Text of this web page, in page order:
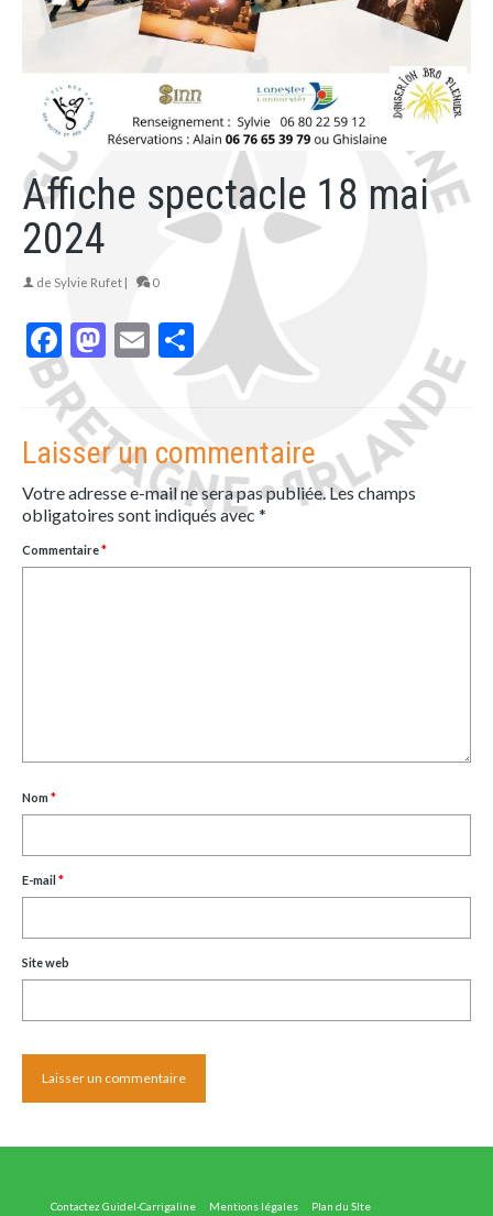
Affiche spectacle 18 mai
2024
de Sylvie Rufet | 0
Facebook
Mastodon
EmailPartager
Laisser un commentaire
Votre adresse e-mail ne sera pas publiée.Les champs
obligatoires sont indiqués avec *
Commentaire*
Nom*
E-mail*
Site web
Contactez Guidel-Carrigaline Mentions légales Plan du SIte